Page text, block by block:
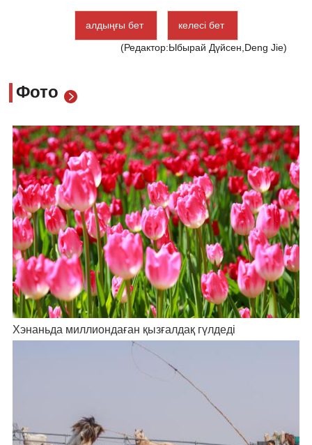
алдыңғы бет
келесі бет
(Редактор:Ыбырай Дүйсен,Deng Jie)
Фото
Хэнаньда миллиондаған қызғалдақ гүлдеді